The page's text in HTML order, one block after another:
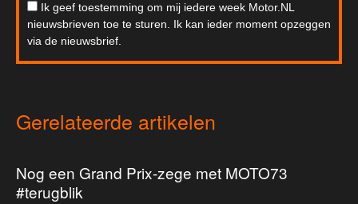
Ik geef toestemming om mij iedere week Motor.NL
nieuwsbrieven toe te sturen. Ik kan ieder moment opzeggen
via de nieuwsbrief.
Gerelateerde artikelen
Nog een Grand Prix-zege met MOTO73
#terugblik